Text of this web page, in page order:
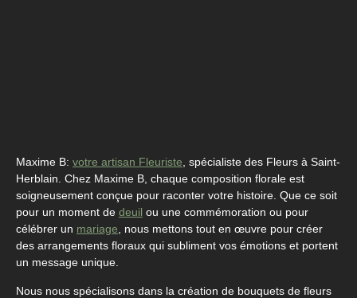
Maxime B: votre artisan Fleuriste, spécialiste des Fleurs à Saint-
Herblain. Chez Maxime B, chaque composition florale est
soigneusement conçue pour raconter votre histoire. Que ce soit
pour un moment de deuil ou une commémoration ou pour
célébrer un mariage, nous mettons tout en œuvre pour créer
des arrangements floraux qui subliment vos émotions et portent
un message unique.
Nous nous spécialisons dans la création de bouquets de fleurs